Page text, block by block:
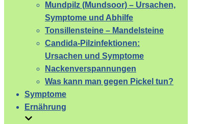
Mundpilz (Mundsoor) – Ursachen,
Symptome und Abhilfe
Tonsillensteine – Mandelsteine
Candida-Pilzinfektionen:
Ursachen und Symptome
Nackenverspannungen
Was kann man gegen Pickel tun?
Symptome
Ernährung